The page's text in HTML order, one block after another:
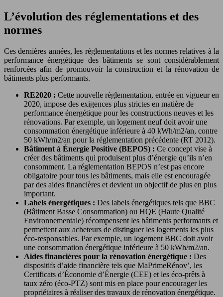
L’évolution des réglementations et des
normes
Ces dernières années, les réglementations et les normes relatives à la
performance énergétique des bâtiments se sont considérablement
renforcées afin de promouvoir la construction et la rénovation de
bâtiments plus performants.
RE2020 : Cette nouvelle réglementation, entrée en vigueur en
2020, impose des exigences plus strictes en matière de
performance énergétique pour les constructions neuves et les
rénovations. Par exemple, un logement neuf doit avoir une
consommation énergétique inférieure à 40 kWh/m2/an, contre
50 kWh/m2/an pour la réglementation précédente (RT 2012).
Bâtiment à Énergie Positive (BEPOS) : Ce concept vise à
créer des bâtiments qui produisent plus d’énergie qu’ils n’en
consomment. La réglementation BEPOS n’est pas encore
obligatoire pour tous les bâtiments, mais elle est encouragée
par des aides financières et devient un objectif de plus en plus
important.
Labels énergétiques : Des labels énergétiques tels que BBC
(Bâtiment Basse Consommation) ou HQE (Haute Qualité
Environnementale) récompensent les bâtiments performants et
permettent aux acheteurs de distinguer les logements les plus
éco-responsables. Par exemple, un logement BBC doit avoir
une consommation énergétique inférieure à 50 kWh/m2/an.
Aides financières pour la rénovation énergétique : Des
dispositifs d’aide financière tels que MaPrimeRénov’, les
Certificats d’Économie d’Énergie (CEE) et les éco-prêts à
taux zéro (éco-PTZ) sont mis en place pour encourager les
propriétaires à réaliser des travaux de rénovation énergétique.